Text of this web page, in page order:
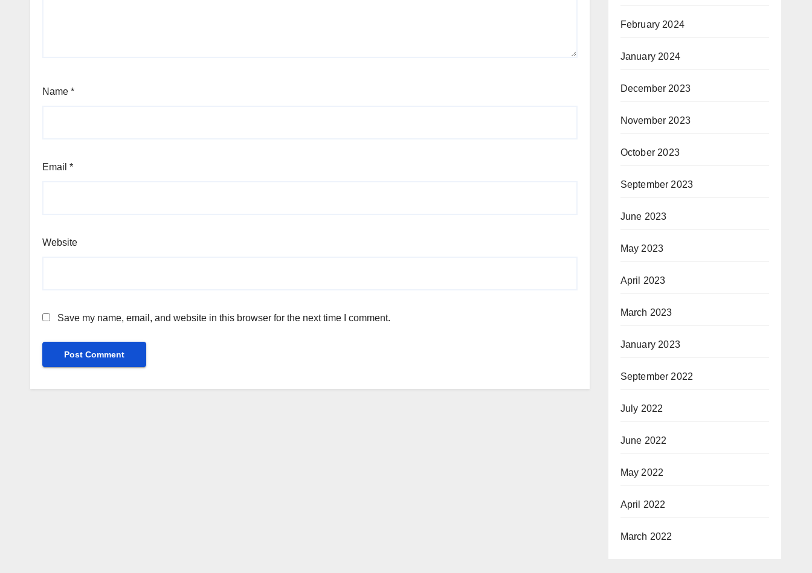
Name *
Email *
Website
Save my name, email, and website in this browser for the next time I comment.
February 2024
January 2024
December 2023
November 2023
October 2023
September 2023
June 2023
May 2023
April 2023
March 2023
January 2023
September 2022
July 2022
June 2022
May 2022
April 2022
March 2022